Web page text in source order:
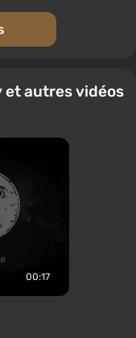
et autres vidéos
00:17